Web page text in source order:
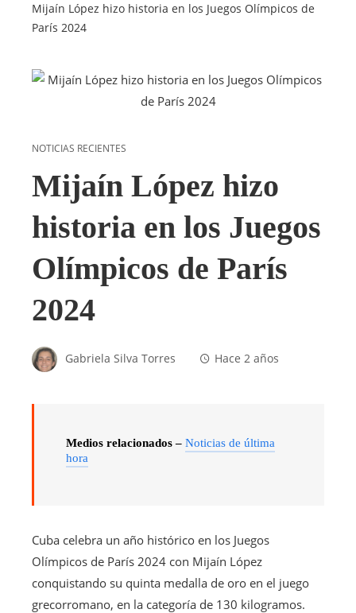
Mijaín López hizo historia en los Juegos Olímpicos de
París 2024
NOTICIAS RECIENTES
Mijaín López hizo
historia en los Juegos
Olímpicos de París
2024
Gabriela Silva Torres Hace 2 años
Medios relacionados – Noticias de última
hora
Cuba celebra un año histórico en los Juegos
Olímpicos de París 2024 con Mijaín López
conquistando su quinta medalla de oro en el juego
grecorromano, en la categoría de 130 kilogramos.